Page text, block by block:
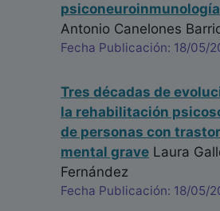
psiconeuroinmunología
Antonio Canelones
Fecha Publicación: 18/05/
Tres décadas de
la rehabilitación
de personas con
mental grave Laura
Fernández
Fecha Publicación: 18/05/